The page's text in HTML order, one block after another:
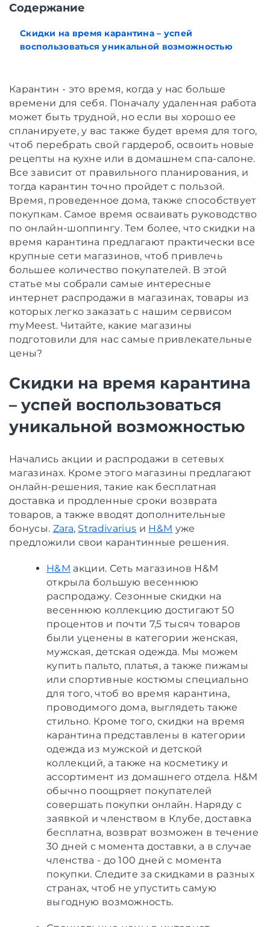
Содержание
Скидки на время карантина – успей
воспользоваться уникальной возможностью
Карантин - это время, когда у нас больше
времени для себя. Поначалу удаленная работа
может быть трудной, но если вы хорошо ее
спланируете, у вас также будет время для того,
чтоб перебрать свой гардероб, освоить новые
рецепты на кухне или в домашнем спа-салоне.
Все зависит от правильного планирования, и
тогда карантин точно пройдет с пользой.
Время, проведенное дома, также способствует
покупкам. Самое время осваивать руководство
по онлайн-шоппингу. Тем более, что скидки на
время карантина предлагают практически все
крупные сети магазинов, чтоб привлечь
большее количество покупателей. В этой
статье мы собрали самые интересные
интернет распродажи в магазинах, товары из
которых легко заказать с нашим сервисом
myMeest. Читайте, какие магазины
подготовили для нас самые привлекательные
цены?
Скидки на время карантина
– успей воспользоваться
уникальной возможностью
Начались акции и распродажи в сетевых
магазинах. Кроме этого магазины предлагают
онлайн-решения, такие как бесплатная
доставка и продленные сроки возврата
товаров, а также вводят дополнительные
бонусы. Zara, Stradivarius и H&M уже
предложили свои карантинные решения.
H&M акции. Сеть магазинов H&M
открыла большую весеннюю
распродажу. Сезонные скидки на
весеннюю коллекцию достигают 50
процентов и почти 7,5 тысяч товаров
были уценены в категории женская,
мужская, детская одежда. Мы можем
купить пальто, платья, а также пижамы
или спортивные костюмы специально
для того, чтоб во время карантина,
проводимого дома, выглядеть также
стильно. Кроме того, скидки на время
карантина представлены в категории
одежда из мужской и детской
коллекций, а также на косметику и
ассортимент из домашнего отдела. H&M
обычно поощряет покупателей
совершать покупки онлайн. Наряду с
заявкой и членством в Клубе, доставка
бесплатна, возврат возможен в течение
30 дней с момента доставки, а в случае
членства - до 100 дней с момента
покупки. Следите за скидками в разных
странах, чтоб не упустить самую
выгодную возможность.